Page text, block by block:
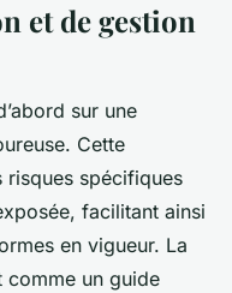
et de gestion
sur une
Cette
risques spécifiques
facilitant ainsi
en vigueur. La
comme un guide